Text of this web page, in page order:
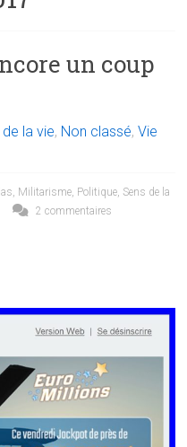
un coup
la vie, Non classé,Vie
, Militarisme, Politique, Sens de la
2 commentaires